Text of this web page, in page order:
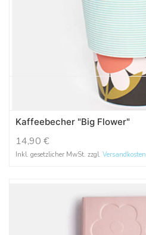
Kaffeebecher "Big Flower"
14,90 €
Inkl. gesetzlicher MwSt. zzgl. Versandkosten